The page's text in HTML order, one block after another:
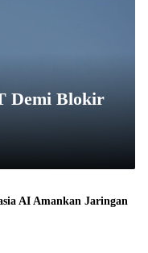
Demi Blokir
AI Amankan Jaringan